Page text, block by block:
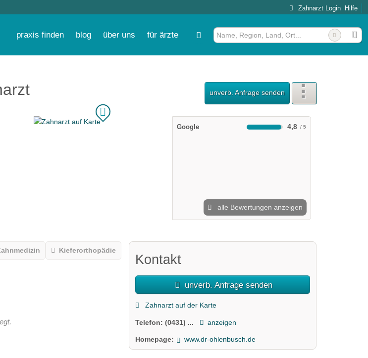
Zahnarzt Login Hilfe
praxis finden blog über uns für ärzte
unverb. Anfrage senden
Google 4,8
alle Bewertungen anzeigen
Kieferorthopädie
Kontakt
unverb. Anfrage senden
Zahnarzt auf der Karte
Telefon:(0431) ... anzeigen
Homepage: www.dr-ohlenbusch.de